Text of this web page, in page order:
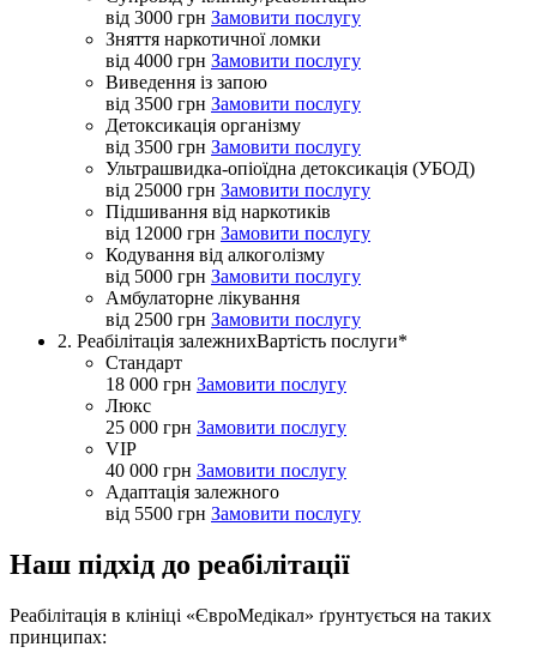
від 3000 грн Замовити послугу
Зняття наркотичної ломки
від 4000 грн Замовити послугу
Виведення із запою
від 3500 грн Замовити послугу
Детоксикація організму
від 3500 грн Замовити послугу
Ультрашвидка-опіоїдна детоксикація (УБОД)
від 25000 грн Замовити послугу
Підшивання від наркотиків
від 12000 грн Замовити послугу
Кодування від алкоголізму
від 5000 грн Замовити послугу
Амбулаторне лікування
від 2500 грн Замовити послугу
2. Реабілітація залежнихВартість послуги*
Стандарт
18 000 грн Замовити послугу
Люкс
25 000 грн Замовити послугу
VIP
40 000 грн Замовити послугу
Адаптація залежного
від 5500 грн Замовити послугу
Наш підхід до реабілітації
Реабілітація в клініці «ЄвроМедікал» ґрунтується на таких
принципах: